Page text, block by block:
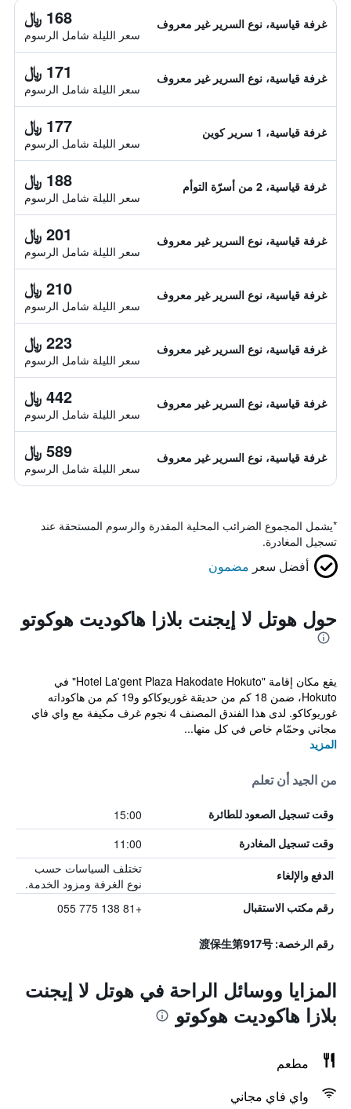
غرفة قياسية، نوع السرير غير معروف 168 ﷼
سعر الليلة شامل الرسوم
غرفة قياسية، نوع السرير غير معروف 171 ﷼
سعر الليلة شامل الرسوم
غرفة قياسية، 1 سرير كوين 177 ﷼
سعر الليلة شامل الرسوم
غرفة قياسية، 2 من أسرّة التوأم 188 ﷼
سعر الليلة شامل الرسوم
غرفة قياسية، نوع السرير غير معروف 201 ﷼
سعر الليلة شامل الرسوم
غرفة قياسية، نوع السرير غير معروف 210 ﷼
سعر الليلة شامل الرسوم
غرفة قياسية، نوع السرير غير معروف 223 ﷼
سعر الليلة شامل الرسوم
غرفة قياسية، نوع السرير غير معروف 442 ﷼
سعر الليلة شامل الرسوم
غرفة قياسية، نوع السرير غير معروف 589 ﷼
سعر الليلة شامل الرسوم
*يشمل المجموع الضرائب المحلية المقدرة والرسوم المستحقة عند
تسجيل المغادرة.
أفضل سعر مضمون
حول هوتل لا إيجنت بلازا هاكوديت هوكوتو
يقع مكان إقامة "Hotel La'gent Plaza Hakodate Hokuto" في
Hokuto، ضمن 18 كم من حديقة غوريوكاكو و19 كم من هاكوداته
غوريوكاكو. لدى هذا الفندق المصنف 4 نجوم غرف مكيفة مع واي فاي
مجاني وحمّام خاص في كل منها...
المزيد
من الجيد أن تعلم
وقت تسجيل الصعود للطائرة 15:00
وقت تسجيل المغادرة 11:00
الدفع والإلغاء
تختلف السياسات حسب
نوع الغرفة ومزود الخدمة.
رقم مكتب الاستقبال +81 138 775 055
رقم الرخصة: 渡保生第917号
المزايا ووسائل الراحة في هوتل لا إيجنت
بلازا هاكوديت هوكوتو
مطعم
واي فاي مجاني